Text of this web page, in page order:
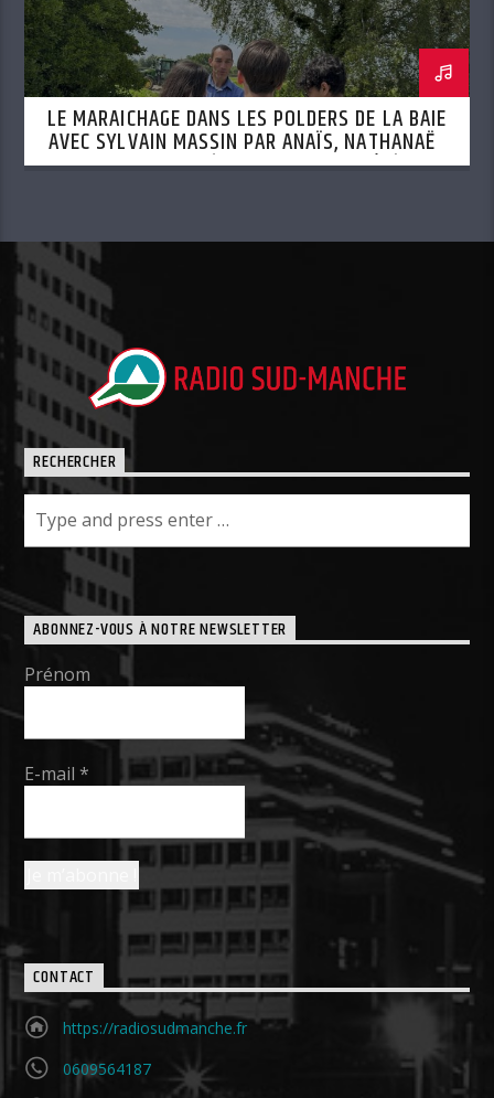
LE MARAICHAGE DANS LES POLDERS DE LA BAIE
AVEC SYLVAIN MASSIN PAR ANAÏS, NATHANAËL
ET MOHAMED (SEMAINE DU 13 AOÛT)
RECHERCHER
ABONNEZ-VOUS À NOTRE NEWSLETTER
Prénom
E-mail*
CONTACT
https://radiosudmanche.fr
0609564187